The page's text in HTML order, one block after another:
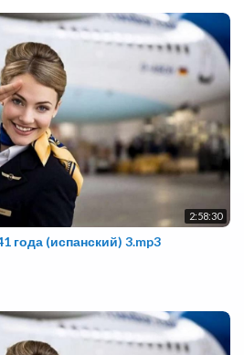
2:58:30
года (испанский) 3.mp3